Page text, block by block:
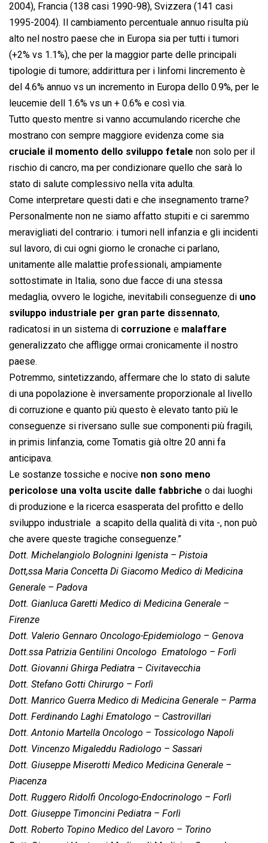
2004), Francia (138 casi 1990-98), Svizzera (141 casi
1995-2004). Il cambiamento percentuale annuo risulta più
alto nel nostro paese che in Europa sia per tutti i tumori
(+2% vs 1.1%), che per la maggior parte delle principali
tipologie di tumore; addirittura per i linfomi lincremento è
del 4.6% annuo vs un incremento in Europa dello 0.9%, per le
leucemie dell 1.6% vs un + 0.6% e così via.
Tutto questo mentre si vanno accumulando ricerche che
mostrano con sempre maggiore evidenza come sia
cruciale il momento dello sviluppo fetale non solo per il
rischio di cancro, ma per condizionare quello che sarà lo
stato di salute complessivo nella vita adulta.
Come interpretare questi dati e che insegnamento trarne?
Personalmente non ne siamo affatto stupiti e ci saremmo
meravigliati del contrario: i tumori nell infanzia e gli incidenti
sul lavoro, di cui ogni giorno le cronache ci parlano,
unitamente alle malattie professionali, ampiamente
sottostimate in Italia, sono due facce di una stessa
medaglia, ovvero le logiche, inevitabili conseguenze di uno
sviluppo industriale per gran parte dissennato,
radicatosi in un sistema di corruzione e malaffare
generalizzato che affligge ormai cronicamente il nostro
paese.
Potremmo, sintetizzando, affermare che lo stato di salute
di una popolazione è inversamente proporzionale al livello
di corruzione e quanto più questo è elevato tanto più le
conseguenze si riversano sulle sue componenti più fragili,
in primis linfanzia, come Tomatis già oltre 20 anni fa
anticipava.
Le sostanze tossiche e nocive non sono meno
pericolose una volta uscite dalle fabbriche o dai luoghi
di produzione e la ricerca esasperata del profitto e dello
sviluppo industriale  a scapito della qualità di vita -, non può
che avere queste tragiche conseguenze.”
Dott. Michelangiolo Bolognini Igenista – Pistoia
Dott,ssa Maria Concetta Di Giacomo Medico di Medicina
Generale – Padova
Dott. Gianluca Garetti Medico di Medicina Generale –
Firenze
Dott. Valerio Gennaro Oncologo-Epidemiologo – Genova
Dott.ssa Patrizia Gentilini Oncologo  Ematologo – Forlì
Dott. Giovanni Ghirga Pediatra – Civitavecchia
Dott. Stefano Gotti Chirurgo – Forlì
Dott. Manrico Guerra Medico di Medicina Generale – Parma
Dott. Ferdinando Laghi Ematologo – Castrovillari
Dott. Antonio Martella Oncologo – Tossicologo Napoli
Dott. Vincenzo Migaleddu Radiologo – Sassari
Dott. Giuseppe Miserotti Medico Medicina Generale –
Piacenza
Dott. Ruggero Ridolfi Oncologo-Endocrinologo – Forlì
Dott. Giuseppe Timoncini Pediatra – Forlì
Dott. Roberto Topino Medico del Lavoro – Torino